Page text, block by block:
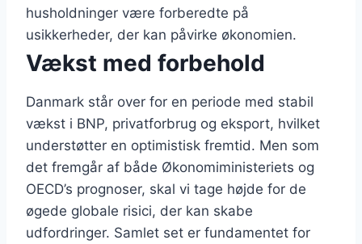
husholdninger være forberedte på
usikkerheder, der kan påvirke økonomien.
Vækst med forbehold
Danmark står over for en periode med stabil
vækst i BNP, privatforbrug og eksport, hvilket
understøtter en optimistisk fremtid. Men som
det fremgår af både Økonomiministeriets og
OECD’s prognoser, skal vi tage højde for de
øgede globale risici, der kan skabe
udfordringer. Samlet set er fundamentet for